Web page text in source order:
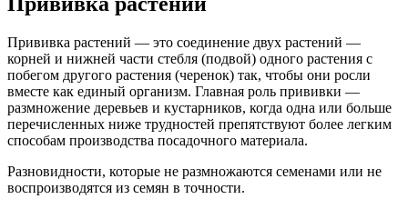
Прививка растений — это соединение двух растений —
корней и нижней части стебля (подвой) одного растения с
побегом другого растения (черенок) так, чтобы они росли
вместе как единый организм. Главная роль прививки —
размножение деревьев и кустарников, когда одна или больше
перечисленных ниже трудностей препятствуют более легким
способам производства посадочного материала.
Разновидности, которые не размножаются семенами или не
воспроизводятся из семян в точности.